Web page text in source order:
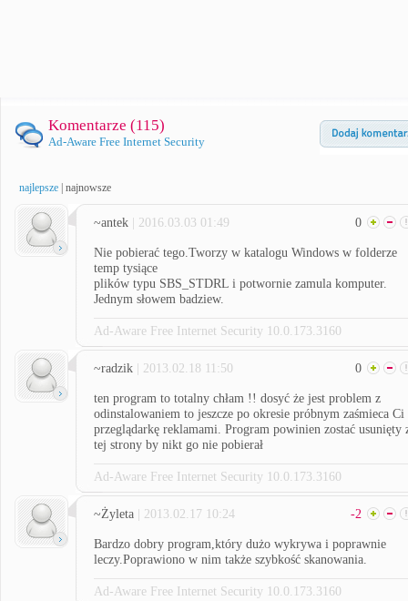
Komentarze (115)
Ad-Aware Free Internet Security
najlepsze najnowsze
~antek | 2016.03.03 01:49 0
Nie pobierać tego.Tworzy w katalogu Windows w folderze
temp tysiące
plików typu SBS_STDRL i potwornie zamula komputer.
Jednym słowem badziew.
Ad-Aware Free Internet Security 10.0.173.3160
~radzik | 2013.02.18 11:50 0
ten program to totalny chłam !! dosyć że jest problem z
odinstalowaniem to jeszcze po okresie próbnym zaśmieca Ci
przeglądarkę reklamami. Program powinien zostać usunięty
tej strony by nikt go nie pobierał
Ad-Aware Free Internet Security 10.0.173.3160
~Żyleta | 2013.02.17 10:24 -2
Bardzo dobry program,który dużo wykrywa i poprawnie
leczy.Poprawiono w nim także szybkość skanowania.
Ad-Aware Free Internet Security 10.0.173.3160